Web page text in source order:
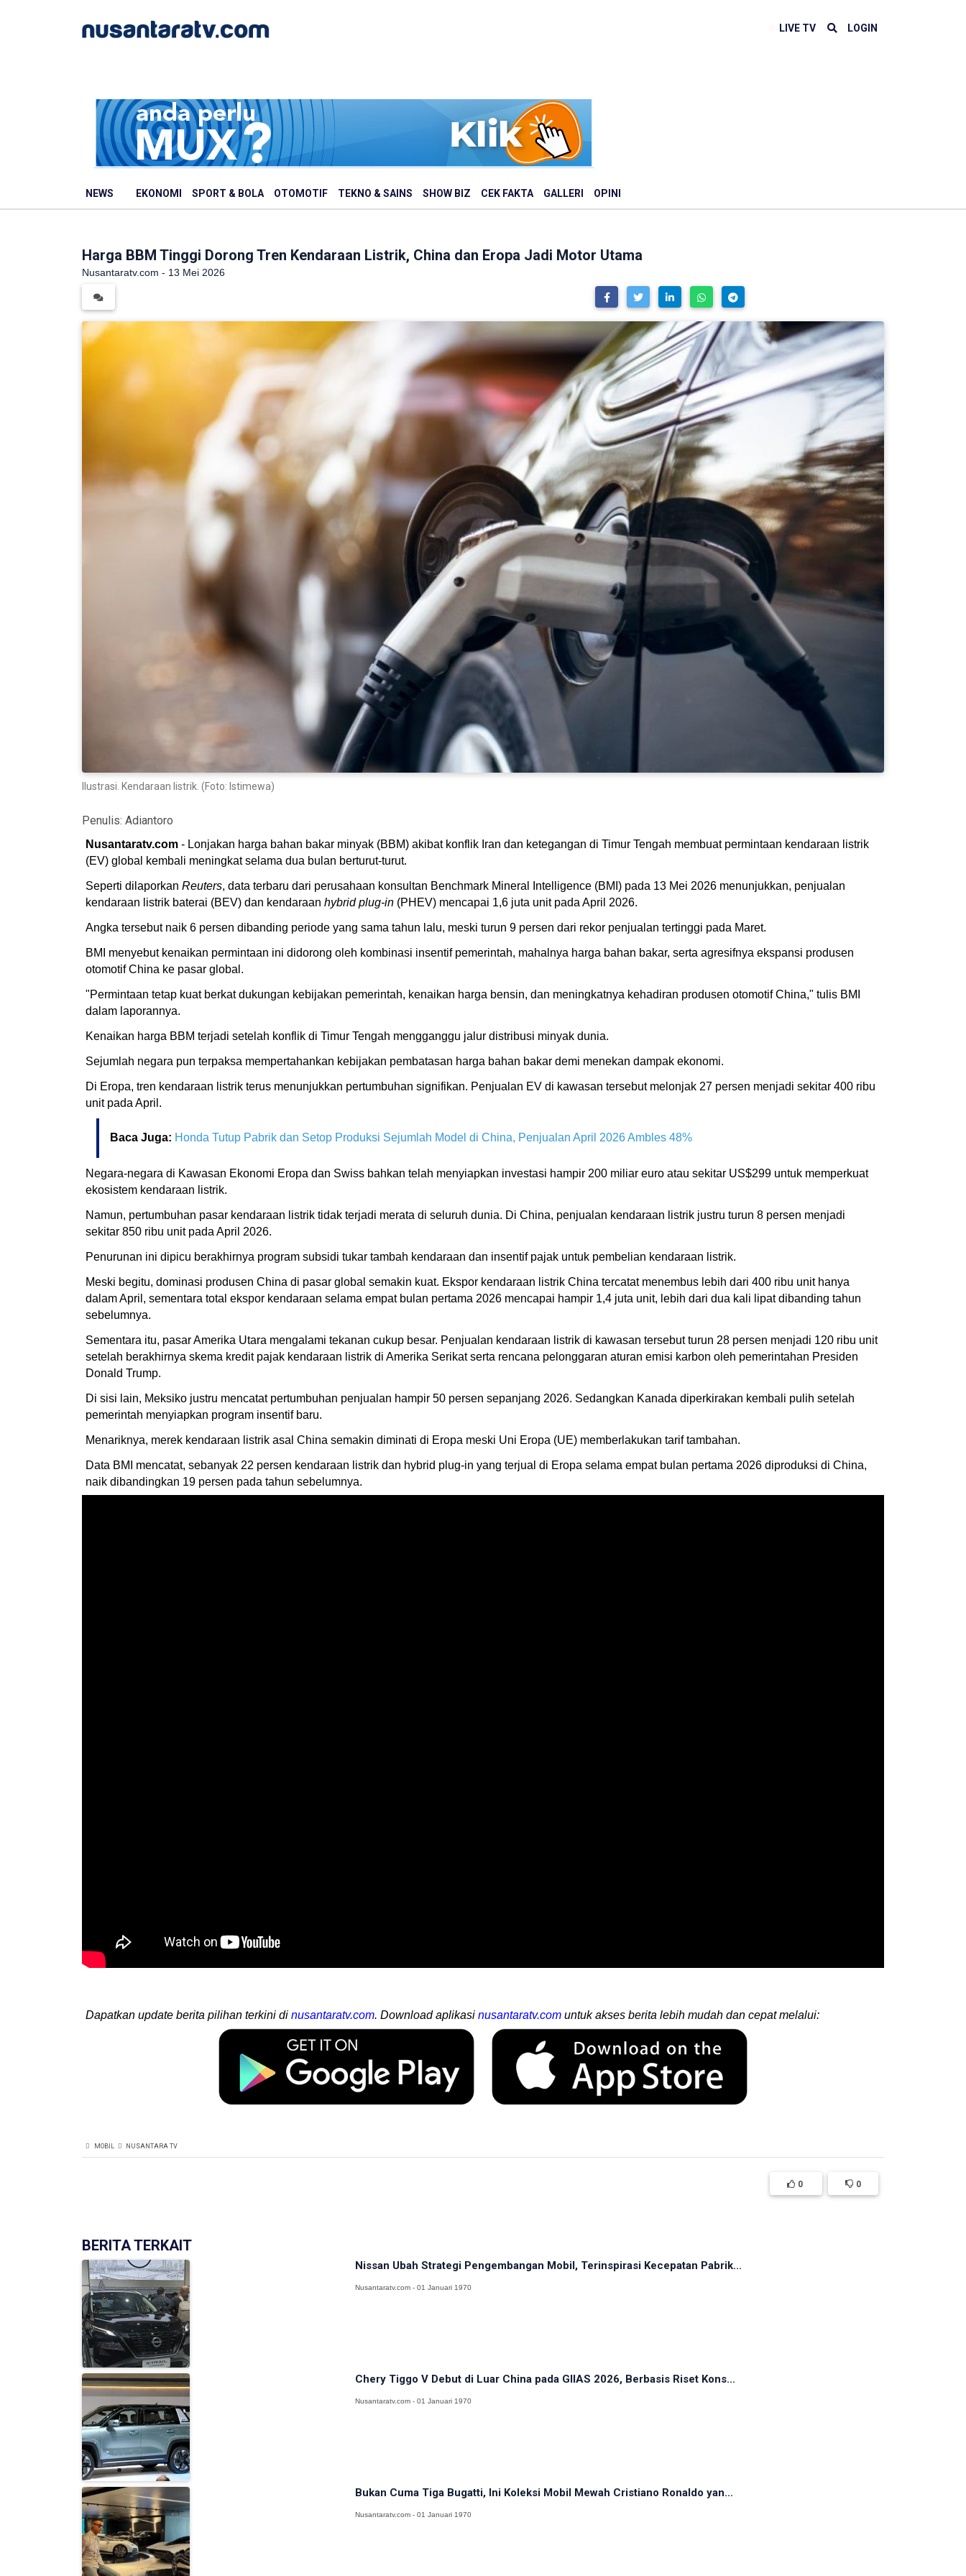
LIVE TV LOGIN
NEWS EKONOMI SPORT & BOLA OTOMOTIF TEKNO & SAINS SHOW BIZ CEK FAKTA GALLERI OPINI
Harga BBM Tinggi Dorong Tren Kendaraan Listrik, China dan Eropa Jadi Motor Utama
Nusantaratv.com - 13 Mei 2026
Ilustrasi. Kendaraan listrik. (Foto: Istimewa)
Penulis: Adiantoro
Nusantaratv.com - Lonjakan harga bahan bakar minyak (BBM) akibat konflik Iran dan ketegangan di Timur Tengah membuat permintaan kendaraan listrik
(EV) global kembali meningkat selama dua bulan berturut-turut.
Seperti dilaporkan Reuters, data terbaru dari perusahaan konsultan Benchmark Mineral Intelligence (BMI) pada 13 Mei 2026 menunjukkan, penjualan
kendaraan listrik baterai (BEV) dan kendaraan hybrid plug-in (PHEV) mencapai 1,6 juta unit pada April 2026.
Angka tersebut naik 6 persen dibanding periode yang sama tahun lalu, meski turun 9 persen dari rekor penjualan tertinggi pada Maret.
BMI menyebut kenaikan permintaan ini didorong oleh kombinasi insentif pemerintah, mahalnya harga bahan bakar, serta agresifnya ekspansi produsen
otomotif China ke pasar global.
"Permintaan tetap kuat berkat dukungan kebijakan pemerintah, kenaikan harga bensin, dan meningkatnya kehadiran produsen otomotif China," tulis BMI
dalam laporannya.
Kenaikan harga BBM terjadi setelah konflik di Timur Tengah mengganggu jalur distribusi minyak dunia.
Sejumlah negara pun terpaksa mempertahankan kebijakan pembatasan harga bahan bakar demi menekan dampak ekonomi.
Di Eropa, tren kendaraan listrik terus menunjukkan pertumbuhan signifikan. Penjualan EV di kawasan tersebut melonjak 27 persen menjadi sekitar 400 ribu
unit pada April.
Baca Juga: Honda Tutup Pabrik dan Setop Produksi Sejumlah Model di China, Penjualan April 2026 Ambles 48%
Negara-negara di Kawasan Ekonomi Eropa dan Swiss bahkan telah menyiapkan investasi hampir 200 miliar euro atau sekitar US$299 untuk memperkuat
ekosistem kendaraan listrik.
Namun, pertumbuhan pasar kendaraan listrik tidak terjadi merata di seluruh dunia. Di China, penjualan kendaraan listrik justru turun 8 persen menjadi
sekitar 850 ribu unit pada April 2026.
Penurunan ini dipicu berakhirnya program subsidi tukar tambah kendaraan dan insentif pajak untuk pembelian kendaraan listrik.
Meski begitu, dominasi produsen China di pasar global semakin kuat. Ekspor kendaraan listrik China tercatat menembus lebih dari 400 ribu unit hanya
dalam April, sementara total ekspor kendaraan selama empat bulan pertama 2026 mencapai hampir 1,4 juta unit, lebih dari dua kali lipat dibanding tahun
sebelumnya.
Sementara itu, pasar Amerika Utara mengalami tekanan cukup besar. Penjualan kendaraan listrik di kawasan tersebut turun 28 persen menjadi 120 ribu unit
setelah berakhirnya skema kredit pajak kendaraan listrik di Amerika Serikat serta rencana pelonggaran aturan emisi karbon oleh pemerintahan Presiden
Donald Trump.
Di sisi lain, Meksiko justru mencatat pertumbuhan penjualan hampir 50 persen sepanjang 2026. Sedangkan Kanada diperkirakan kembali pulih setelah
pemerintah menyiapkan program insentif baru.
Menariknya, merek kendaraan listrik asal China semakin diminati di Eropa meski Uni Eropa (UE) memberlakukan tarif tambahan.
Data BMI mencatat, sebanyak 22 persen kendaraan listrik dan hybrid plug-in yang terjual di Eropa selama empat bulan pertama 2026 diproduksi di China,
naik dibandingkan 19 persen pada tahun sebelumnya.
Dapatkan update berita pilihan terkini di nusantaratv.com. Download aplikasi nusantaratv.com untuk akses berita lebih mudah dan cepat melalui:
MOBIL NUSANTARA TV
0 0
BERITA TERKAIT
Nissan Ubah Strategi Pengembangan Mobil, Terinspirasi Kecepatan Pabrik...
Nusantaratv.com - 01 Januari 1970
Chery Tiggo V Debut di Luar China pada GIIAS 2026, Berbasis Riset Kons...
Nusantaratv.com - 01 Januari 1970
Bukan Cuma Tiga Bugatti, Ini Koleksi Mobil Mewah Cristiano Ronaldo yan...
Nusantaratv.com - 01 Januari 1970